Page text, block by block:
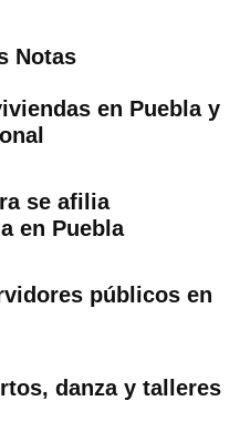
Notas
en Puebla y
se afilia
en Puebla
públicos en
danza y talleres